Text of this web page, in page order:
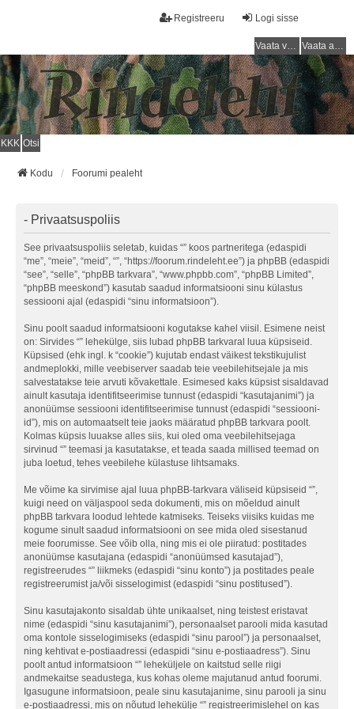
Logi sisse
Registreeru
Vaata vastamata teemasi Vaata aktiivseid teemasid
KKK Otsi
Kodu Foorumi pealeht
- Privaatsuspoliis
See privaatsuspoliis seletab, kuidas “” koos partneritega (edaspidi
“me”, “meie”, “meid”, “”, “https://foorum.rindeleht.ee”) ja phpBB (edaspidi
“see”, “selle”, “phpBB tarkvara”, “www.phpbb.com”, “phpBB Limited”,
“phpBB meeskond”) kasutab saadud informatsiooni sinu külastus
sessiooni ajal (edaspidi “sinu informatsioon”).
Sinu poolt saadud informatsiooni kogutakse kahel viisil. Esimene neist
on: Sirvides “” lehekülge, siis lubad phpBB tarkvaral luua küpsiseid.
Küpsised (ehk ingl. k “cookie”) kujutab endast väikest tekstikujulist
andmeplokki, mille veebiserver saadab teie veebilehitsejale ja mis
salvestatakse teie arvuti kõvakettale. Esimesed kaks küpsist sisaldavad
ainult kasutaja identifitseerimise tunnust (edaspidi “kasutajanimi”) ja
anonüümse sessiooni identifitseerimise tunnust (edaspidi “sessiooni-
id”), mis on automaatselt teie jaoks määratud phpBB tarkvara poolt.
Kolmas küpsis luuakse alles siis, kui oled oma veebilehitsejaga
sirvinud “” teemasi ja kasutatakse, et teada saada millised teemad on
juba loetud, tehes veebilehe külastuse lihtsamaks.
Me võime ka sirvimise ajal luua phpBB-tarkvara väliseid küpsiseid “”,
kuigi need on väljaspool seda dokumenti, mis on mõeldud ainult
phpBB tarkvara loodud lehtede katmiseks. Teiseks viisiks kuidas me
kogume sinult saadud informatsiooni on see mida oled sisestanud
meie foorumisse. See võib olla, ning mis ei ole piiratud: postitades
anonüümse kasutajana (edaspidi “anonüümsed kasutajad”),
registreerudes “” liikmeks (edaspidi “sinu konto”) ja postitades peale
registreerumist ja/või sisselogimist (edaspidi “sinu postitused”).
Sinu kasutajakonto sisaldab ühte unikaalset, ning teistest eristavat
nime (edaspidi “sinu kasutajanimi”), personaalset parooli mida kasutad
oma kontole sisselogimiseks (edaspidi “sinu parool”) ja personaalset,
ning kehtivat e-postiaadressi (edaspidi “sinu e-postiaadress”). Sinu
poolt antud informatsioon “” leheküljele on kaitstud selle riigi
andmekaitse seadustega, kus kohas oleme majutanud antud foorumi.
Igasugune informatsioon, peale sinu kasutajanime, sinu parooli ja sinu
e-postiaadressi, mis on nõutud lehekülje “” registreerimislehel on kas